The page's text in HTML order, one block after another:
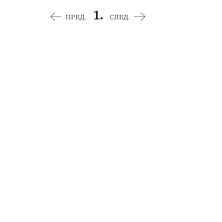
ПРЕД. 1. СЛЕД.